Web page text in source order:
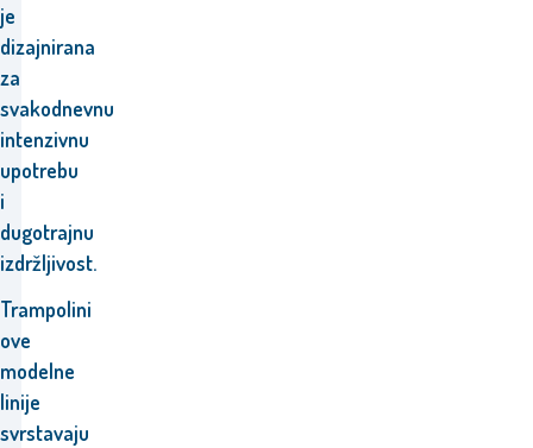
je
dizajnirana
za
svakodnevnu
intenzivnu
upotrebu
i
dugotrajnu
izdržljivost.
Trampolini
ove
modelne
linije
svrstavaju